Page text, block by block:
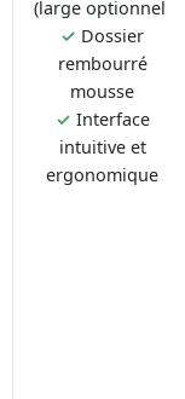
(large optionnel)
✓ Dossier
rembourré
mousse
✓ Interface
intuitive et
ergonomique